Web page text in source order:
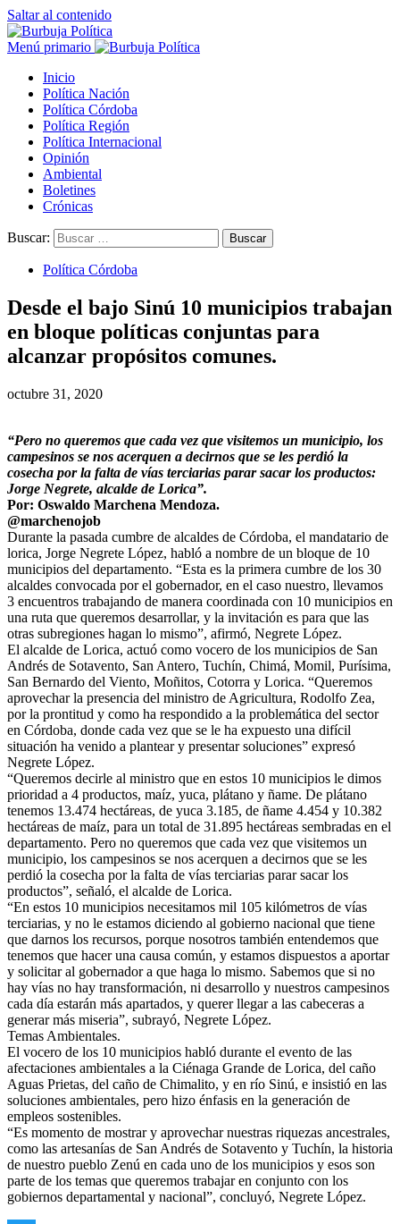
Saltar al contenido
Menú primario
Inicio
Política Nación
Política Córdoba
Política Región
Política Internacional
Opinión
Ambiental
Boletines
Crónicas
Buscar:
Política Córdoba
Desde el bajo Sinú 10 municipios trabajan
en bloque políticas conjuntas para
alcanzar propósitos comunes.
octubre 31, 2020
“Pero no queremos que cada vez que visitemos un municipio, los
campesinos se nos acerquen a decirnos que se les perdió la
cosecha por la falta de vías terciarias parar sacar los productos:
Jorge Negrete, alcalde de Lorica”.
Por: Oswaldo Marchena Mendoza.
@marchenojob
Durante la pasada cumbre de alcaldes de Córdoba, el mandatario de
lorica, Jorge Negrete López, habló a nombre de un bloque de 10
municipios del departamento. “Esta es la primera cumbre de los 30
alcaldes convocada por el gobernador, en el caso nuestro, llevamos
3 encuentros trabajando de manera coordinada con 10 municipios en
una ruta que queremos desarrollar, y la invitación es para que las
otras subregiones hagan lo mismo”, afirmó, Negrete López.
El alcalde de Lorica, actuó como vocero de los municipios de San
Andrés de Sotavento, San Antero, Tuchín, Chimá, Momil, Purísima,
San Bernardo del Viento, Moñitos, Cotorra y Lorica. “Queremos
aprovechar la presencia del ministro de Agricultura, Rodolfo Zea,
por la prontitud y como ha respondido a la problemática del sector
en Córdoba, donde cada vez que se le ha expuesto una difícil
situación ha venido a plantear y presentar soluciones” expresó
Negrete López.
“Queremos decirle al ministro que en estos 10 municipios le dimos
prioridad a 4 productos, maíz, yuca, plátano y ñame. De plátano
tenemos 13.474 hectáreas, de yuca 3.185, de ñame 4.454 y 10.382
hectáreas de maíz, para un total de 31.895 hectáreas sembradas en el
departamento. Pero no queremos que cada vez que visitemos un
municipio, los campesinos se nos acerquen a decirnos que se les
perdió la cosecha por la falta de vías terciarias parar sacar los
productos”, señaló, el alcalde de Lorica.
“En estos 10 municipios necesitamos mil 105 kilómetros de vías
terciarias, y no le estamos diciendo al gobierno nacional que tiene
que darnos los recursos, porque nosotros también entendemos que
tenemos que hacer una causa común, y estamos dispuestos a aportar
y solicitar al gobernador a que haga lo mismo. Sabemos que si no
hay vías no hay transformación, ni desarrollo y nuestros campesinos
cada día estarán más apartados, y querer llegar a las cabeceras a
generar más miseria”, subrayó, Negrete López.
Temas Ambientales.
El vocero de los 10 municipios habló durante el evento de las
afectaciones ambientales a la Ciénaga Grande de Lorica, del caño
Aguas Prietas, del caño de Chimalito, y en río Sinú, e insistió en las
soluciones ambientales, pero hizo énfasis en la generación de
empleos sostenibles.
“Es momento de mostrar y aprovechar nuestras riquezas ancestrales,
como las artesanías de San Andrés de Sotavento y Tuchín, la historia
de nuestro pueblo Zenú en cada uno de los municipios y esos son
parte de los temas que queremos trabajar en conjunto con los
gobiernos departamental y nacional”, concluyó, Negrete López.